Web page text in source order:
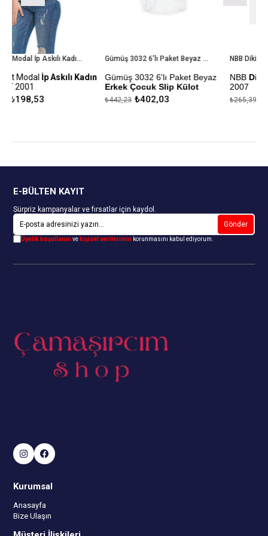
Tutku Elit Modal İp Askılı Kadın Atlet ELT 2001
Kadın
Gümüş 3032 6'lı Paket Beyaz Erkek Çocuk Slip Külot
Gümüş 3032 6'lı Paket Beyaz
Erkek Çocuk Slip Külot
₺402,03
₺442,23
NBB Dikişsiz Bayan Boxer 2007
NBBDikişsiz Bayan
2007
Kapıda Ödeme Seçeneği
₺241,26
₺265,39
E-BÜLTEN KAYIT
Sürpriz kampanyalar ve fırsatlar için kaydol.
Gönder
Üyelik koşullarınıve kişisel verilerimin korunmasını kabul ediyorum.
Kurumsal
Anasayfa
Bize Ulaşın